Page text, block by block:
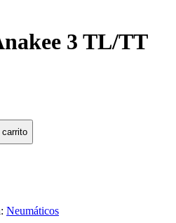
3 TL/TT
Neumáticos